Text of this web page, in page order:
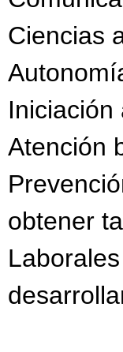
Ciencias
Atención
obtener